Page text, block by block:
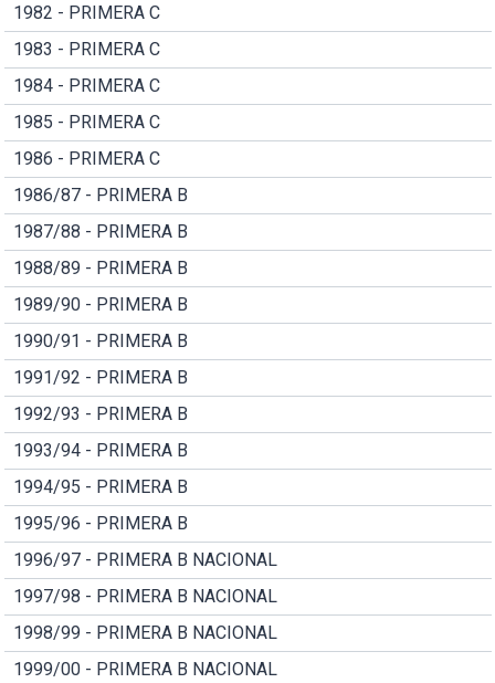
1982 - PRIMERA C
1983 - PRIMERA C
1984 - PRIMERA C
1985 - PRIMERA C
1986 - PRIMERA C
1986/87 - PRIMERA B
1987/88 - PRIMERA B
1988/89 - PRIMERA B
1989/90 - PRIMERA B
1990/91 - PRIMERA B
1991/92 - PRIMERA B
1992/93 - PRIMERA B
1993/94 - PRIMERA B
1994/95 - PRIMERA B
1995/96 - PRIMERA B
1996/97 - PRIMERA B NACIONAL
1997/98 - PRIMERA B NACIONAL
1998/99 - PRIMERA B NACIONAL
1999/00 - PRIMERA B NACIONAL